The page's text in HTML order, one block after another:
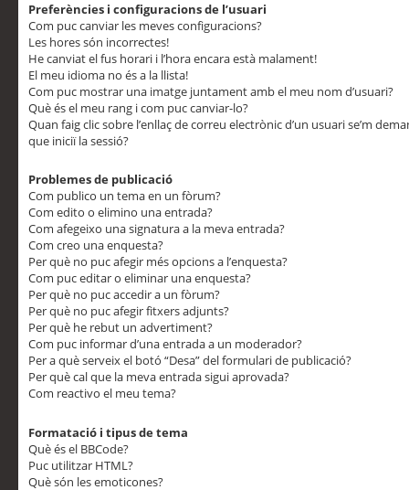
Preferències i configuracions de l’usuari
Com puc canviar les meves configuracions?
Les hores són incorrectes!
He canviat el fus horari i l’hora encara està malament!
El meu idioma no és a la llista!
Com puc mostrar una imatge juntament amb el meu nom d’usuari?
Què és el meu rang i com puc canviar-lo?
Quan faig clic sobre l’enllaç de correu electrònic d’un usuari se’m
que iniciï la sessió?
Problemes de publicació
Com publico un tema en un fòrum?
Com edito o elimino una entrada?
Com afegeixo una signatura a la meva entrada?
Com creo una enquesta?
Per què no puc afegir més opcions a l’enquesta?
Com puc editar o eliminar una enquesta?
Per què no puc accedir a un fòrum?
Per què no puc afegir fitxers adjunts?
Per què he rebut un advertiment?
Com puc informar d’una entrada a un moderador?
Per a què serveix el botó “Desa” del formulari de publicació?
Per què cal que la meva entrada sigui aprovada?
Com reactivo el meu tema?
Formatació i tipus de tema
Què és el BBCode?
Puc utilitzar HTML?
Què són les emoticones?